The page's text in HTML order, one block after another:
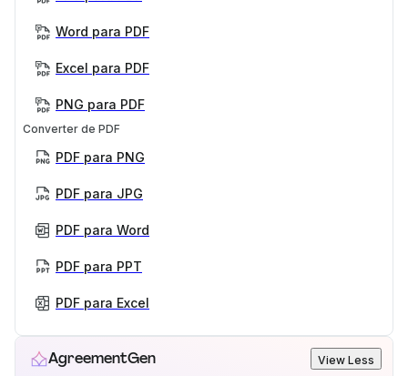
Word para PDF
Excel para PDF
PNG para PDF
Converter de PDF
PDF para PNG
PDF para JPG
PDF para Word
PDF para PPT
PDF para Excel
AgreementGen View Less